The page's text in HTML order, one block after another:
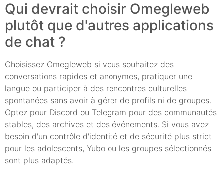
Qui devrait choisir Omegleweb
plutôt que d'autres applications
de chat ?
Choisissez Omegleweb si vous souhaitez des
conversations rapides et anonymes, pratiquer une
langue ou participer à des rencontres culturelles
spontanées sans avoir à gérer de profils ni de groupes.
Optez pour Discord ou Telegram pour des communautés
stables, des archives et des événements. Si vous avez
besoin d'un contrôle d'identité et de sécurité plus strict
pour les adolescents, Yubo ou les groupes sélectionnés
sont plus adaptés.